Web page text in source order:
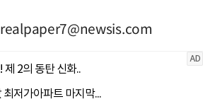
realpaper7@newsis.com